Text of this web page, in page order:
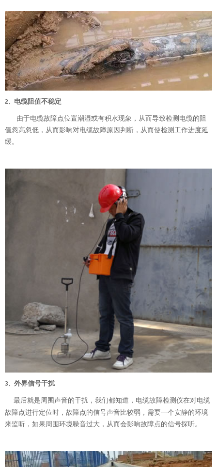
2、 电缆阻值不稳定
由于电缆故障点位置潮湿或有积水现象，从而导致检测电缆的阻
值忽高忽低，从而影响对电缆故障原因判断，从而使检测工作进度延
缓。
3、 外界信号干扰
最后就是周围声音的干扰，我们都知道，电缆故障检测仪在对电缆
故障点进行定位时，故障点的信号声音比较弱，需要一个安静的环境
来监听，如果周围环境噪音过大，从而会影响故障点的信号探听。